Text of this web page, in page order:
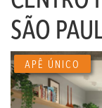
SÃO
APÊ ÚNICO